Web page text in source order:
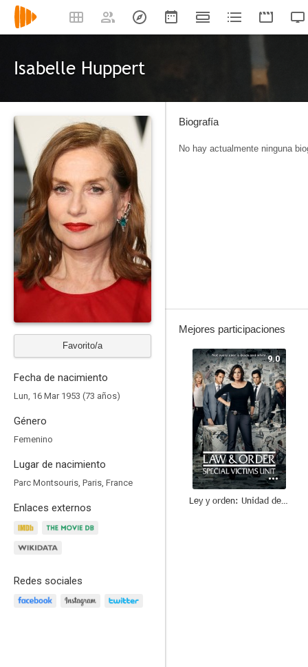
Isabelle Huppert
Favorito/a
Fecha de nacimiento
Lun, 16 Mar 1953 (73 años)
Género
Femenino
Lugar de nacimiento
Parc Montsouris, Paris, France
Enlaces externos
Redes sociales
Biografía
No hay actualmente ninguna
Mejores participaciones
9.0
Ley y orden: Unidad de Víctimas Especiales